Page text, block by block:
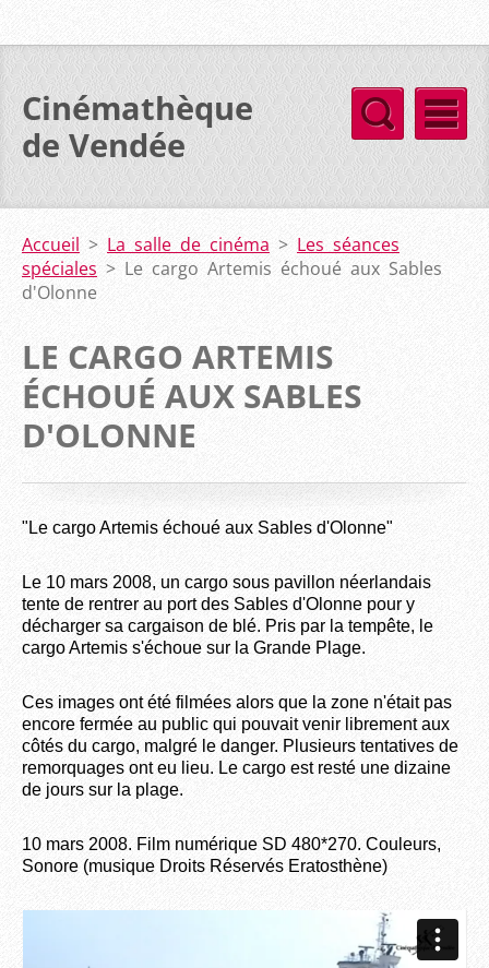
Cinémathèque
de Vendée
Accueil > La salle de cinéma > Les séances
spéciales > Le cargo Artemis échoué aux Sables
d'Olonne
LE CARGO ARTEMIS
ÉCHOUÉ AUX SABLES
D'OLONNE
"Le cargo Artemis échoué aux Sables d'Olonne"
Le 10 mars 2008, un cargo sous pavillon néerlandais
tente de rentrer au port des Sables d'Olonne pour y
décharger sa cargaison de blé. Pris par la tempête, le
cargo Artemis s'échoue sur la Grande Plage.
Ces images ont été filmées alors que la zone n'était pas
encore fermée au public qui pouvait venir librement aux
côtés du cargo, malgré le danger. Plusieurs tentatives de
remorquages ont eu lieu. Le cargo est resté une dizaine
de jours sur la plage.
10 mars 2008. Film numérique SD 480*270. Couleurs,
Sonore (musique Droits Réservés Eratosthène)